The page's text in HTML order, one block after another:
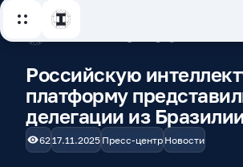
6217.11.2025 Пресс-центр Новости
Российскую
платформу
делегации из